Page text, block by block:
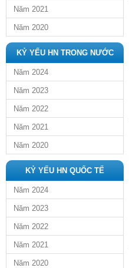
Năm 2021
Năm 2020
KỶ YẾU HN TRONG NƯỚC
Năm 2024
Năm 2023
Năm 2022
Năm 2021
Năm 2020
KỶ YẾU HN QUỐC TẾ
Năm 2024
Năm 2023
Năm 2022
Năm 2021
Năm 2020